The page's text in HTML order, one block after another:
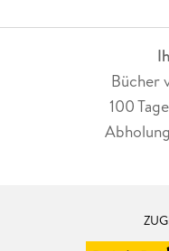
Bücher
100